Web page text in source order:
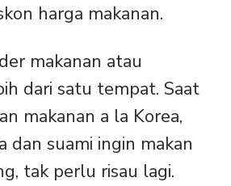
harga makanan.
makanan atau
dari satu tempat. Saat
makanan a la Korea,
dan suami ingin makan
tak perlu risau lagi.